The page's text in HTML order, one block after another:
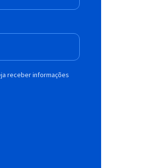
receber informações